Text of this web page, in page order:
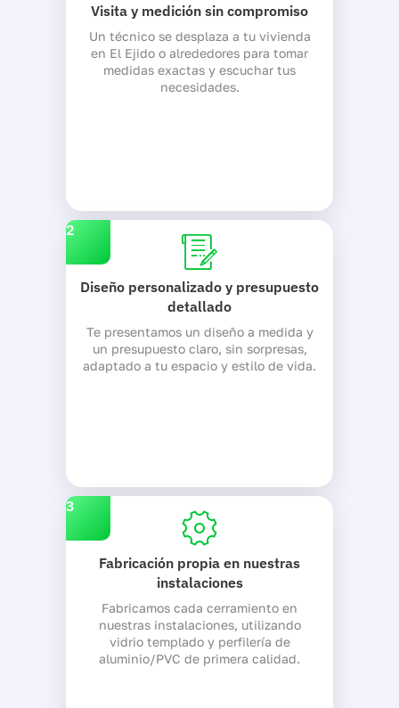
Visita y medición sin compromiso
Un técnico se desplaza a tu vivienda
en El Ejido o alrededores para tomar
medidas exactas y escuchar tus
necesidades.
2
Diseño personalizado y presupuesto
detallado
Te presentamos un diseño a medida y
un presupuesto claro, sin sorpresas,
adaptado a tu espacio y estilo de vida.
3
Fabricación propia en nuestras
instalaciones
Fabricamos cada cerramiento en
nuestras instalaciones, utilizando
vidrio templado y perfilería de
aluminio/PVC de primera calidad.